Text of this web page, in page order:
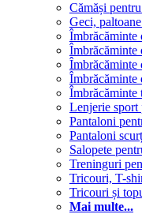
Cămăși
Geci,
Îmbrăcăminte
Îmbrăcăminte
Îmbrăcăminte
Îmbrăcăminte
Îmbrăcăminte
Lenjerie sport
Pantaloni
Pantaloni
Salopete
Treninguri
Tricouri, T-
Tricouri și
Mai multe...